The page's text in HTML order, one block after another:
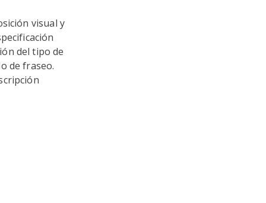
visual y
del tipo de
de fraseo.